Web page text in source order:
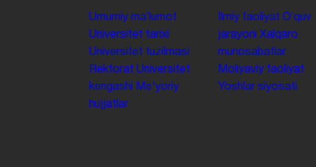
Umumiy maʼlumot
Universitet tarixi
Universitet tuzilmasi
Rektorat Universitet
kengashi
Me'yoriy
hujjatlar
Ilmiy faoliyat Oʻquv
jarayoni Xalqaro
munosabatlar
Moliyaviy faoliyat
Yoshlar siyosati